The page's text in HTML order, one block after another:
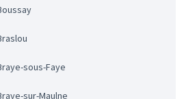
Boussay
Braslou
Braye-sous-Faye
Braye-sur-Maulne